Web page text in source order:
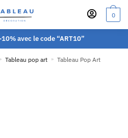
0
10% avec le code “ART10”
» Tableau pop art » Tableau Pop Art